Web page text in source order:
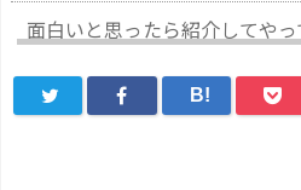
面白いと思ったら紹介してやっ
B!